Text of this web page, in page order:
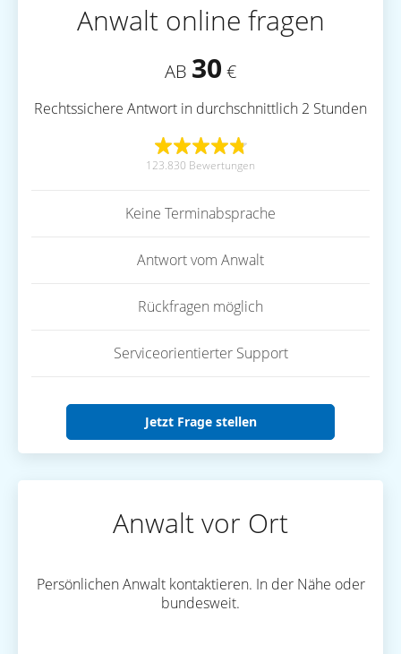
Anwalt online fragen
AB 30 €
Rechtssichere Antwort in durchschnittlich 2 Stunden
123.830 Bewertungen
Keine Terminabsprache
Antwort vom Anwalt
Rückfragen möglich
Serviceorientierter Support
Jetzt Frage stellen
Anwalt vor Ort
Persönlichen Anwalt kontaktieren. In der Nähe oder
bundesweit.